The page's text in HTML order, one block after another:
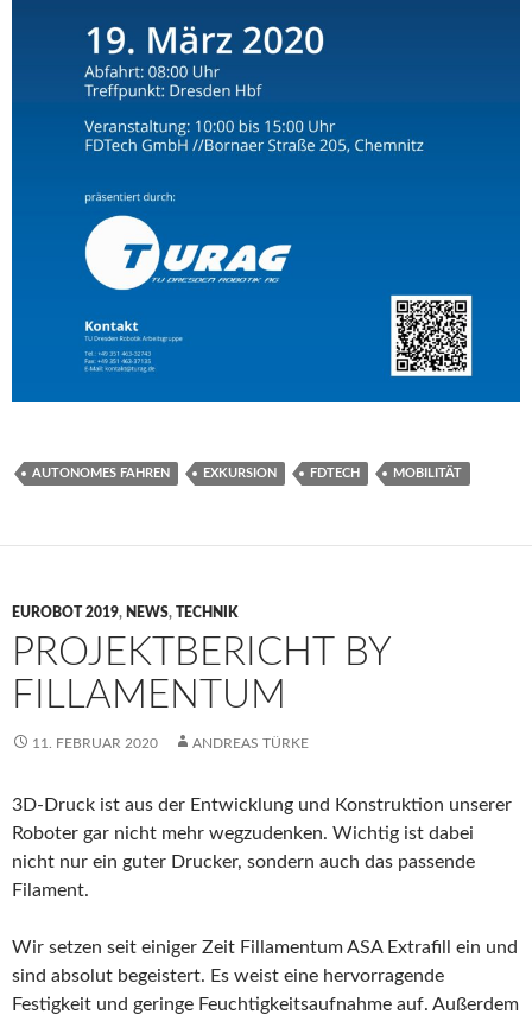
AUTONOMES FAHREN EXKURSION FDTECH MOBILITÄT
EUROBOT 2019, NEWS, TECHNIK
PROJEKTBERICHT BY
FILLAMENTUM
11. FEBRUAR 2020 ANDREAS TÜRKE
3D-Druck ist aus der Entwicklung und Konstruktion unserer
Roboter gar nicht mehr wegzudenken. Wichtig ist dabei
nicht nur ein guter Drucker, sondern auch das passende
Filament.
Wir setzen seit einiger Zeit Fillamentum ASA Extrafill ein und
sind absolut begeistert. Es weist eine hervorragende
Festigkeit und geringe Feuchtigkeitsaufnahme auf. Außerdem